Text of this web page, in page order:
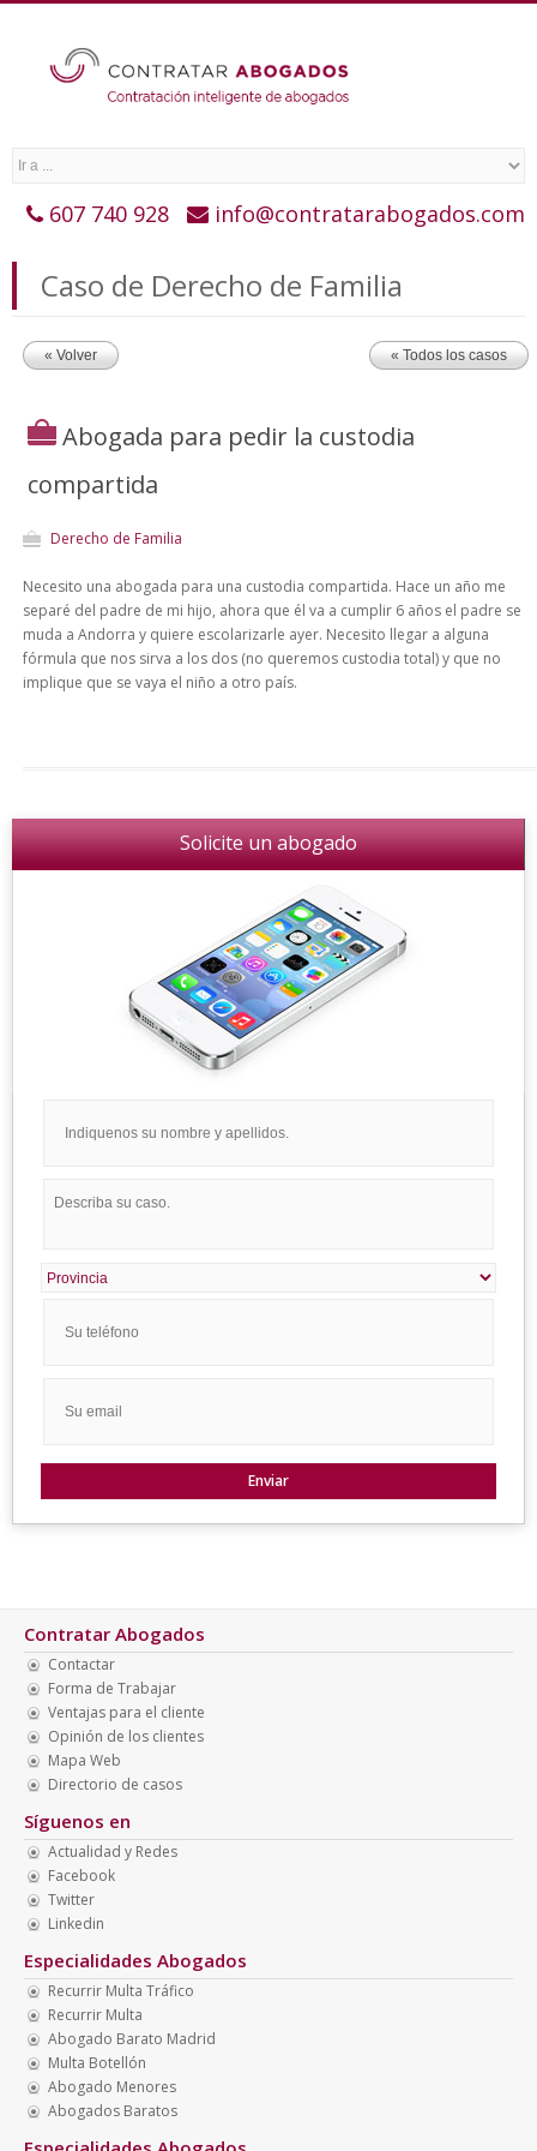
607 740 928 info@contratarabogados.com
Caso de Derecho de Familia
« Volver « Todos los casos
Abogada para pedir la custodia
compartida
Derecho de Familia
Necesito una abogada para una custodia compartida. Hace un año me
separé del padre de mi hijo, ahora que él va a cumplir 6 años el padre se
muda a Andorra y quiere escolarizarle ayer. Necesito llegar a alguna
fórmula que nos sirva a los dos (no queremos custodia total) y que no
implique que se vaya el niño a otro país.
Solicite un abogado
Contratar Abogados
Contactar
Forma de Trabajar
Ventajas para el cliente
Opinión de los clientes
Mapa Web
Directorio de casos
Síguenos en
Actualidad y Redes
Facebook
Twitter
Linkedin
Especialidades Abogados
Recurrir Multa Tráfico
Recurrir Multa
Abogado Barato Madrid
Multa Botellón
Abogado Menores
Abogados Baratos